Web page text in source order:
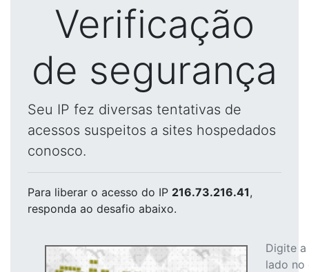
Verificação
de segurança
Seu IP fez diversas tentativas de
acessos suspeitos a sites hospedados
conosco.
Para liberar o acesso do IP 216.73.216.41,
responda ao desafio abaixo.
Digite
lado no